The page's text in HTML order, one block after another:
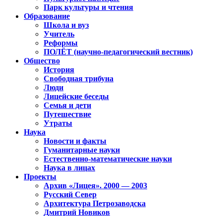
Парк культуры и чтения
Образование
Школа и вуз
Учитель
Реформы
ПОЛЁТ (научно-педагогический вестник)
Общество
История
Свободная трибуна
Люди
Лицейские беседы
Семья и дети
Путешествие
Утраты
Наука
Новости и факты
Гуманитарные науки
Естественно-математические науки
Наука в лицах
Проекты
Архив «Лицея». 2000 — 2003
Русский Север
Архитектура Петрозаводска
Дмитрий Новиков